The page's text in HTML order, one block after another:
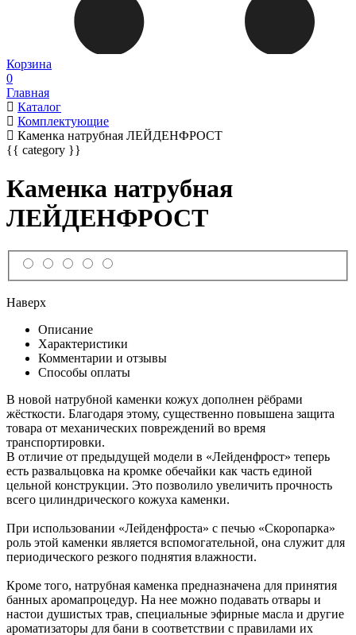
Корзина
0
Главная
Каталог
Комплектующие
Каменка натрубная ЛЕЙДЕНФРОСТ
{{ category }}
Каменка натрубная
ЛЕЙДЕНФРОСТ
Наверх
Описание
Характеристики
Комментарии и отзывы
Способы оплаты
В новой натрубной каменки кожух дополнен рёбрами
жёсткости. Благодаря этому, существенно повышена защита
товара от механических повреждений во время
транспортировки.
В отличие от предыдущей модели в «Лейденфрост» теперь
есть развальцовка на кромке обечайки как часть единой
цельной конструкции. Это позволило увеличить прочность
всего цилиндрического кожуха каменки.
При использовании «Лейденфроста» с печью «Скоропарка»
роль этой каменки является вспомогательной, она служит для
периодического резкого поднятия влажности.
Кроме того, натрубная каменка предназначена для принятия
банных аромапроцедур. На нее можно подавать отвары и
настои душистых трав, специальные эфирные масла и другие
ароматизаторы для бани в соответствии с правилами их